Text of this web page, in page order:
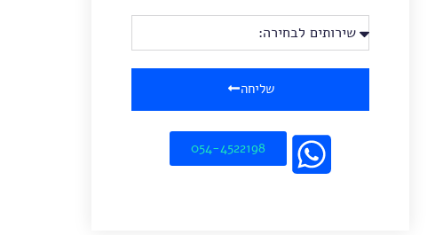
שליחה
054-4522198